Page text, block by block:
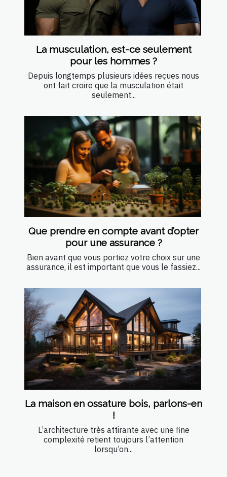
La musculation, est-ce seulement
pour les hommes ?
Depuis longtemps plusieurs idées reçues nous
ont fait croire que la musculation était
seulement...
Que prendre en compte avant d’opter
pour une assurance ?
Bien avant que vous portiez votre choix sur une
assurance, il est important que vous le fassiez...
La maison en ossature bois, parlons-en
!
L’architecture très attirante avec une fine
complexité retient toujours l’attention
lorsqu’on...